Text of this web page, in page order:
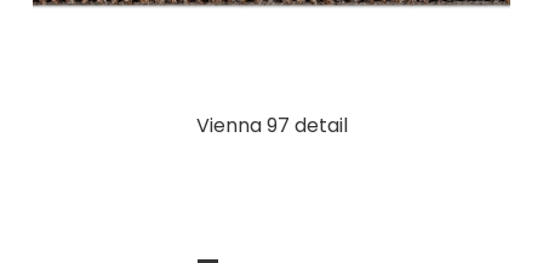
Vienna 97 detail